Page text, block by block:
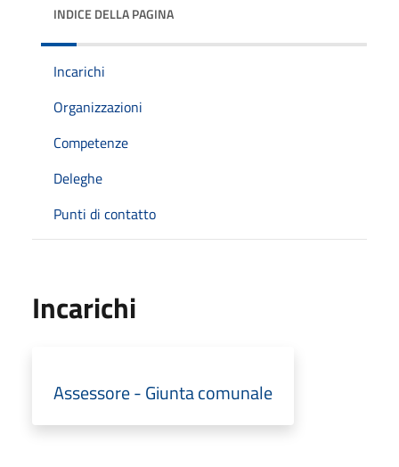
INDICE DELLA PAGINA
Incarichi
Organizzazioni
Competenze
Deleghe
Punti di contatto
Incarichi
Assessore - Giunta comunale